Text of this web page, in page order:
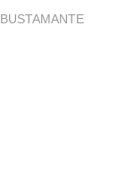
BUSTAMANTE